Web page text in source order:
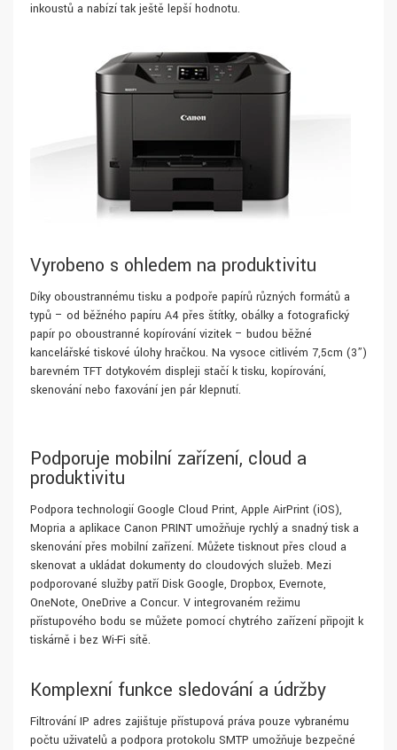
inkoustů a nabízí tak ještě lepší hodnotu.
Vyrobeno s ohledem na produktivitu
Díky oboustrannému tisku a podpoře papírů různých formátů a
typů – od běžného papíru A4 přes štítky, obálky a fotografický
papír po oboustranné kopírování vizitek – budou běžné
kancelářské tiskové úlohy hračkou. Na vysoce citlivém 7,5cm (3”)
barevném TFT dotykovém displeji stačí k tisku, kopírování,
skenování nebo faxování jen pár klepnutí.
Podporuje mobilní zařízení, cloud a
produktivitu
Podpora technologií Google Cloud Print, Apple AirPrint (iOS),
Mopria a aplikace Canon PRINT umožňuje rychlý a snadný tisk a
skenování přes mobilní zařízení. Můžete tisknout přes cloud a
skenovat a ukládat dokumenty do cloudových služeb. Mezi
podporované služby patří Disk Google, Dropbox, Evernote,
OneNote, OneDrive a Concur. V integrovaném režimu
přístupového bodu se můžete pomocí chytrého zařízení připojit k
tiskárně i bez Wi-Fi sítě.
Komplexní funkce sledování a údržby
Filtrování IP adres zajišťuje přístupová práva pouze vybranému
počtu uživatelů a podpora protokolu SMTP umožňuje bezpečné